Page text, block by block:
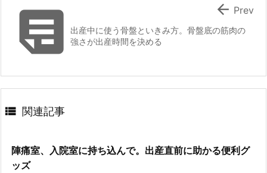
出産中に使う骨盤といきみ方。骨盤底の筋肉の
強さが出産時間を決める
 Prev
 関連記事
陣痛室、入院室に持ち込んで。出産直前に助かる便利グ
ッズ